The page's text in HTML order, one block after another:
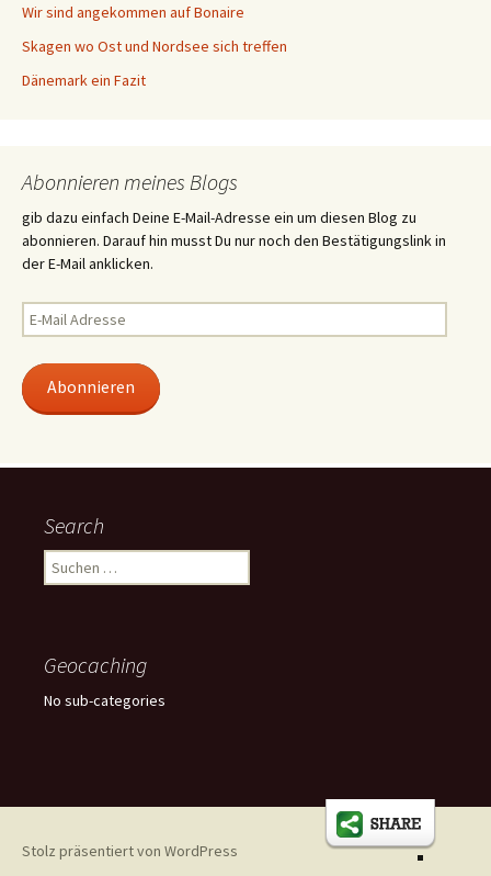
Wir sind angekommen auf Bonaire
Skagen wo Ost und Nordsee sich treffen
Dänemark ein Fazit
Abonnieren meines Blogs
gib dazu einfach Deine E-Mail-Adresse ein um diesen Blog zu
abonnieren. Darauf hin musst Du nur noch den Bestätigungslink in
der E-Mail anklicken.
E-
Mail
Abonnieren
Search
Suchen
nach:
Geocaching
No sub-categories
Stolz präsentiert von WordPress